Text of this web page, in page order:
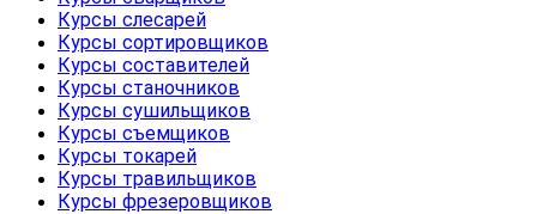
Курсы слесарей
Курсы сортировщиков
Курсы составителей
Курсы станочников
Курсы сушильщиков
Курсы съемщиков
Курсы токарей
Курсы травильщиков
Курсы фрезеровщиков